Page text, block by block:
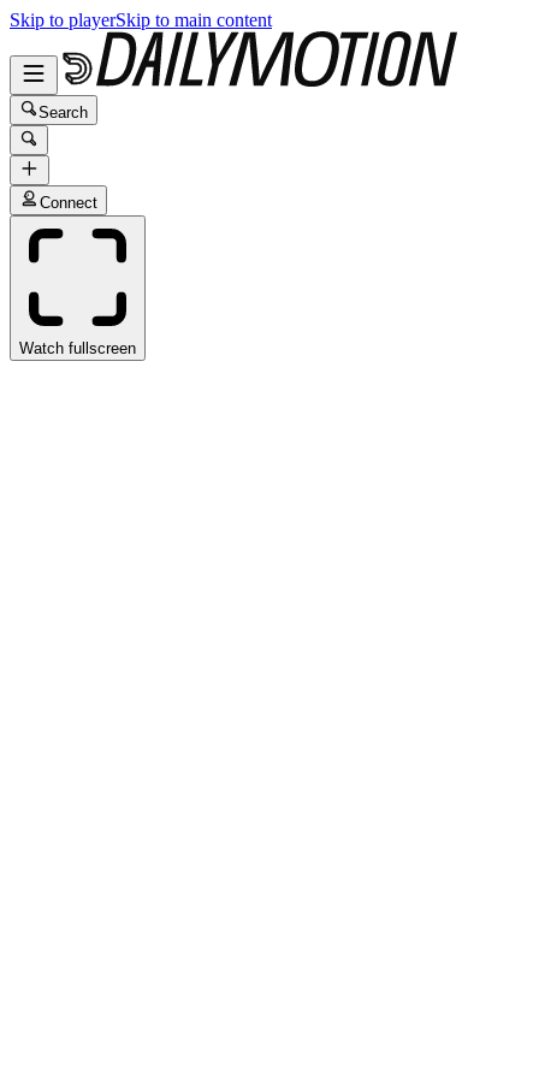
Skip to playerSkip to main content
Search
Connect
Watch fullscreen